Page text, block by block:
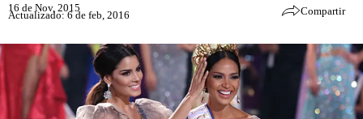
16 de Nov, 2015
Actualizado: 6 de feb, 2016 Compartir